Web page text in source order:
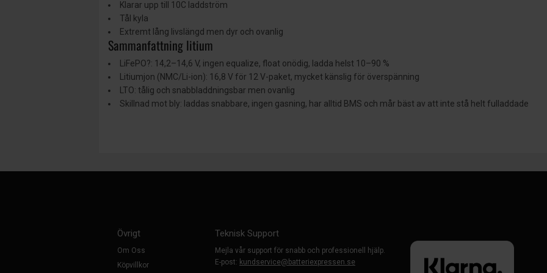
Klarar upp till 10C laddström
Tål kyla
Extremt lång livslängd men dyr och ovanlig
Sammanfattning litium
LiFePO?: 14,2–14,6 V, ingen equalize, float onödig, ladda helst 10–90 %
Litiumjon (NMC/Li-ion): 16,8 V för 12 V-paket, mycket känslig för överspänning
LTO: tålig och snabbladdningsbar men ovanlig
Skillnad mot bly: laddas snabbare, ingen gasning, har alltid BMS och mår bäst av att inte stå helt fulladdade
Övrigt
Om Oss
Köpvillkor
Teknisk Support
Mejla vår support för snabb och professionell hjälp.
E-post: kundservice@batteriexpressen.se